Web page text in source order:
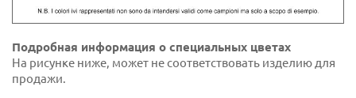
Подробная информация о специальных цветах
На рисунке ниже, может не соответствовать изделию для
продажи.